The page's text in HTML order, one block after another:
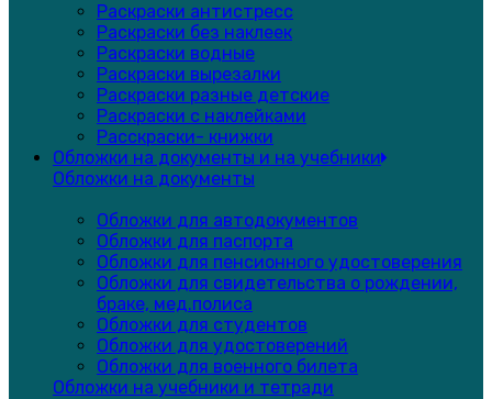
Раскраски антистресс
Раскраски без наклеек
Раскраски водные
Раскраски вырезалки
Раскраски разные детские
Раскраски с наклейками
Расскраски- книжки
Обложки на документы и на учебники
Обложки на документы
Обложки для автодокументов
Обложки для паспорта
Обложки для пенсионного удостоверения
Обложки для свидетельства о рождении,
браке, мед.полиса
Обложки для студентов
Обложки для удостоверений
Обложки для военного билета
Обложки на учебники и тетради